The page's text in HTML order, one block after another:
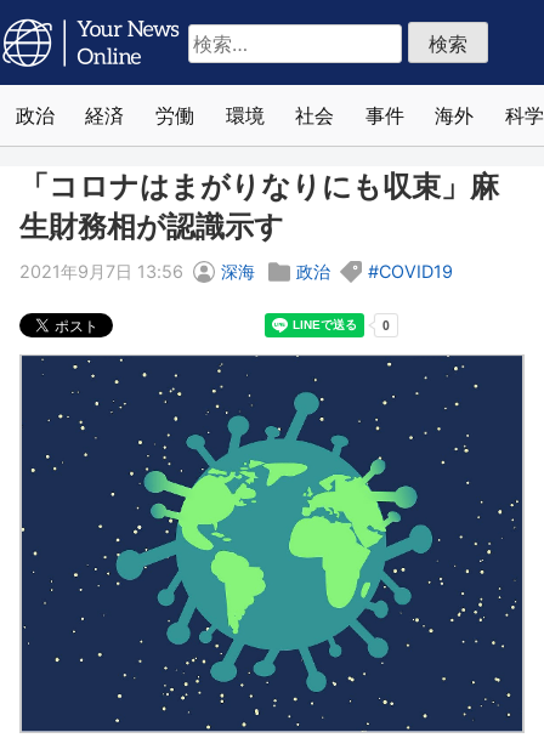
検
索:
政治 経済 労働 環境 社会 事件 海外 科学
「コロナはまがりなりにも収束」麻
生財務相が認識示す
2021年9月7日 13:56 深海 政治 COVID19